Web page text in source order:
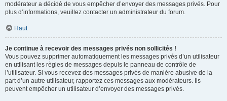
modérateur a décidé de vous empêcher d’envoyer des messages privés. Pour
plus d’informations, veuillez contacter un administrateur du forum.
Haut
Je continue à recevoir des messages privés non sollicités !
Vous pouvez supprimer automatiquement les messages privés d’un utilisateur
en utilisant les règles de messages depuis le panneau de contrôle de
l’utilisateur. Si vous recevez des messages privés de manière abusive de la
part d’un autre utilisateur, rapportez ces messages aux modérateurs. Ils
peuvent empêcher un utilisateur d’envoyer des messages privés.